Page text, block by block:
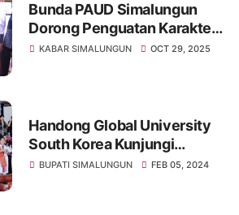
Bunda PAUD Simalungun
Dorong Penguatan Karakter
dan Kasih Sayang dalam
KABAR SIMALUNGUN OCT 29, 2025
Handong Global University
South Korea Kunjungi
Simalungun
BUPATI SIMALUNGUN FEB 05, 2024